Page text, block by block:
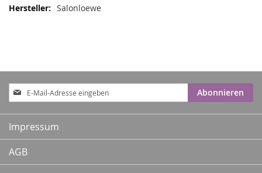
Salonloewe
Anmeldung
zum
Newsletter:
Abonnieren
Impressum
AGB